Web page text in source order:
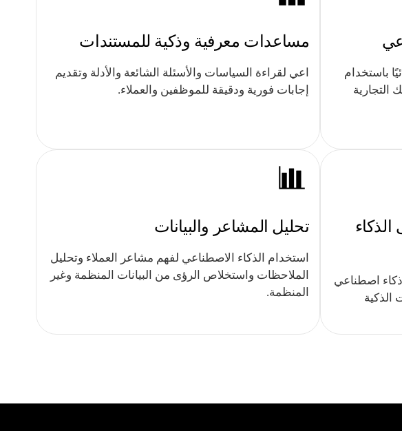
باستخدام
التجارية
مساعدات معرفية وذكية للمستندات
اعي لقراءة السياسات والأسئلة الشائعة والأدلة وتقديم
إجابات فورية ودقيقة للموظفين والعملاء.
ذكاء اصطناعي
الذكية
تحليل المشاعر والبيانات
استخدام الذكاء الاصطناعي لفهم مشاعر العملاء وتحليل
الملاحظات واستخلاص الرؤى من البيانات المنظمة وغير
المنظمة.